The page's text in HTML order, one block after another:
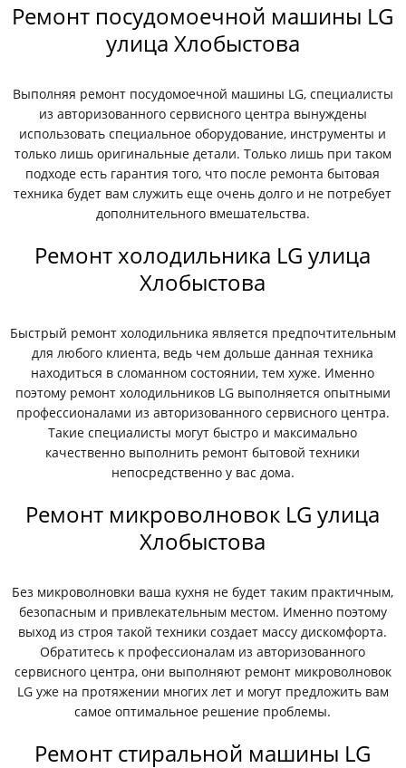
Ремонт посудомоечной машины LG
улица Хлобыстова
Выполняя ремонт посудомоечной машины LG, специалисты
из авторизованного сервисного центра вынуждены
использовать специальное оборудование, инструменты и
только лишь оригинальные детали. Только лишь при таком
подходе есть гарантия того, что после ремонта бытовая
техника будет вам служить еще очень долго и не потребует
дополнительного вмешательства.
Ремонт холодильника LG улица
Хлобыстова
Быстрый ремонт холодильника является предпочтительным
для любого клиента, ведь чем дольше данная техника
находиться в сломанном состоянии, тем хуже. Именно
поэтому ремонт холодильников LG выполняется опытными
профессионалами из авторизованного сервисного центра.
Такие специалисты могут быстро и максимально
качественно выполнить ремонт бытовой техники
непосредственно у вас дома.
Ремонт микроволновок LG улица
Хлобыстова
Без микроволновки ваша кухня не будет таким практичным,
безопасным и привлекательным местом. Именно поэтому
выход из строя такой техники создает массу дискомфорта.
Обратитесь к профессионалам из авторизованного
сервисного центра, они выполняют ремонт микроволновок
LG уже на протяжении многих лет и могут предложить вам
самое оптимальное решение проблемы.
Ремонт стиральной машины LG